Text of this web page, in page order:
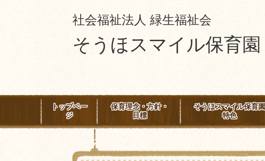
社会福祉法人 緑生福祉会
そうほスマイル保育園
トップペー
ジ
保育理念・方針・
目標
そうほスマイル保育園
特色